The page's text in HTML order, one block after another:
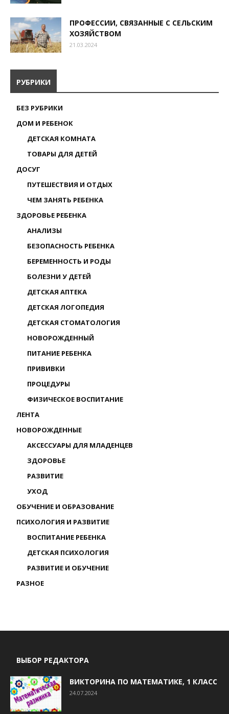
ПРОФЕССИИ, СВЯЗАННЫЕ С СЕЛЬСКИМ
ХОЗЯЙСТВОМ
21.03.2024
РУБРИКИ
БЕЗ РУБРИКИ
ДОМ И РЕБЕНОК
ДЕТСКАЯ КОМНАТА
ТОВАРЫ ДЛЯ ДЕТЕЙ
ДОСУГ
ПУТЕШЕСТВИЯ И ОТДЫХ
ЧЕМ ЗАНЯТЬ РЕБЕНКА
ЗДОРОВЬЕ РЕБЕНКА
АНАЛИЗЫ
БЕЗОПАСНОСТЬ РЕБЕНКА
БЕРЕМЕННОСТЬ И РОДЫ
БОЛЕЗНИ У ДЕТЕЙ
ДЕТСКАЯ АПТЕКА
ДЕТСКАЯ ЛОГОПЕДИЯ
ДЕТСКАЯ СТОМАТОЛОГИЯ
НОВОРОЖДЕННЫЙ
ПИТАНИЕ РЕБЕНКА
ПРИВИВКИ
ПРОЦЕДУРЫ
ФИЗИЧЕСКОЕ ВОСПИТАНИЕ
ЛЕНТА
НОВОРОЖДЕННЫЕ
АКСЕССУАРЫ ДЛЯ МЛАДЕНЦЕВ
ЗДОРОВЬЕ
РАЗВИТИЕ
УХОД
ОБУЧЕНИЕ И ОБРАЗОВАНИЕ
ПСИХОЛОГИЯ И РАЗВИТИЕ
ВОСПИТАНИЕ РЕБЕНКА
ДЕТСКАЯ ПСИХОЛОГИЯ
РАЗВИТИЕ И ОБУЧЕНИЕ
РАЗНОЕ
ВЫБОР РЕДАКТОРА
ВИКТОРИНА ПО МАТЕМАТИКЕ, 1 КЛАСС
24.07.2024